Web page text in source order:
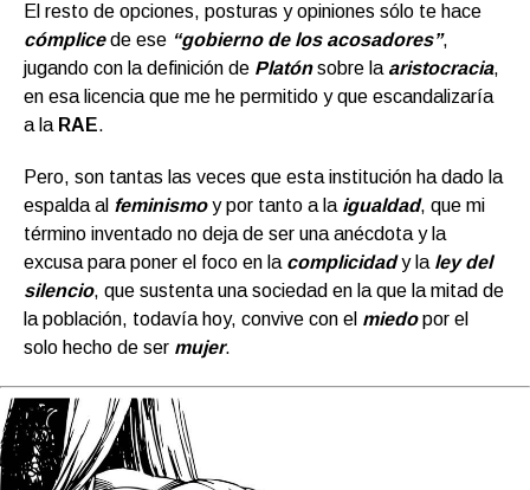
El resto de opciones, posturas y opiniones sólo te hace
cómplicede ese “gobierno de los acosadores”,
jugando con la definición de Platónsobre la aristocracia,
en esa licencia que me he permitido y que escandalizaría
a la RAE.
Pero, son tantas las veces que esta institución ha dado la
espalda al feminismoy por tanto a la igualdad, que mi
término inventado no deja de ser una anécdota y la
excusa para poner el foco en la complicidady la ley del
silencio, que sustenta una sociedad en la que la mitad de
la población, todavía hoy, convive con el miedopor el
solo hecho de ser mujer.